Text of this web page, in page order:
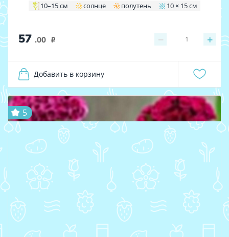
10–15 см солнце полутень 10 × 15 см
57 .00 i − +
1
Добавить в корзину
5